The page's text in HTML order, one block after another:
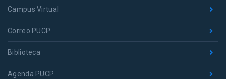
Campus Virtual
Correo PUCP
Biblioteca
Agenda PUCP